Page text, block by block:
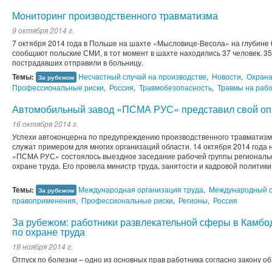
Мониторинг производственного травматизма
9 октября 2014 г.
7 октября 2014 года в Польше на шахте «Мысловице-Весола» на глубине
сообщают польские СМИ, в тот момент в шахте находились 37 человек.
пострадавших отправили в больницу.
Темы: За рубежом Несчастный случай на производстве, Новости,
Профессиональные риски, Россия, Травмобезопасность, Травмы на
Автомобильный завод «ПСМА РУС» представил свой
16 октября 2014 г.
Успехи автоконцерна по предупреждению производственного
служат примером для многих организаций области. 14 октября 2014
«ПСМА РУС» состоялось выездное заседание рабочей группы
охране труда. Его провела министр труда, занятости и кадровой
Темы: За рубежом Международная организация труда, Международный
правоприменения, Профессиональные риски, Регионы, Россия
За рубежом: работники развлекательной сферы в
по охране труда
19 ноября 2014 г.
Отпуск по болезни – одно из основных прав работника согласно закону